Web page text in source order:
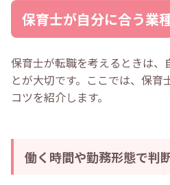
保育士が自分に合う業
保育士が転職を考えるときは、
とが大切です。ここでは、保育
コツを紹介します。
働く時間や勤務形態で判